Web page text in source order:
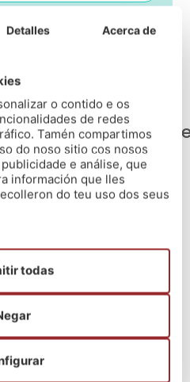
por WhatsApp!
TemarioTitulación
en unidade de acto, dun
partes diferenciadas, nun
máis 5 preguntas
teórico da parte específica
Detalles Acerca de
o contido e os
de redes
Tamén compartimos
do noso sitio cos nosos
e análise, que
información que lles
do teu uso dos seus
todas